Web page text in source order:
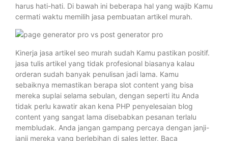
harus hati-hati. Di bawah ini beberapa hal yang wajib Kamu
cermati waktu memilih jasa pembuatan artikel murah.
Kinerja jasa artikel seo murah sudah Kamu pastikan positif.
jasa tulis artikel yang tidak profesional biasanya kalau
orderan sudah banyak penulisan jadi lama. Kamu
sebaiknya memastikan berapa slot content yang bisa
mereka suplai selama sebulan, dengan seperti itu Anda
tidak perlu kawatir akan kena PHP penyelesaian blog
content yang sangat lama disebabkan pesanan terlalu
membludak. Anda jangan gampang percaya dengan janji-
janji mereka yang berlebihan di sales letter. Baca